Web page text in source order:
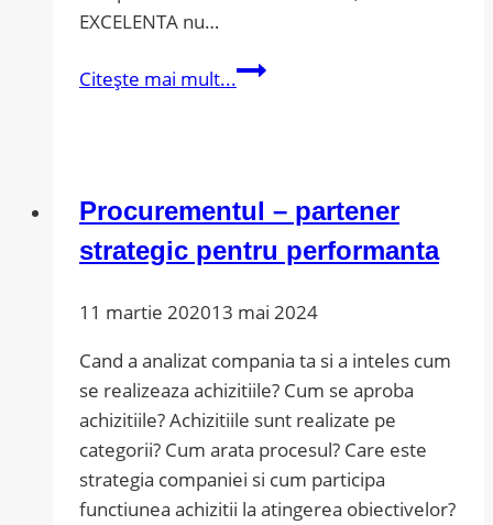
EXCELENTA nu…
Citește mai mult...Strategii
Afaceri
Procurementul – partener
strategic pentru performanta
11 martie 202013 mai 2024
Cand a analizat compania ta si a inteles cum
se realizeaza achizitiile? Cum se aproba
achizitiile? Achizitiile sunt realizate pe
categorii? Cum arata procesul? Care este
strategia companiei si cum participa
functiunea achizitii la atingerea obiectivelor?